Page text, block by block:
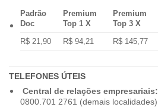
Padrão
Doc
Premium
Top 1 X
Premium
Top 3 X
R$ 21,90
R$ 94,21 R$ 145,77
TELEFONES ÚTEIS
Central de relações empresariais:
0800.701 2761 (demais localidades)